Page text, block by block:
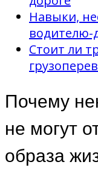
Навыки,
Стоит ли
Почему
не могут
образа